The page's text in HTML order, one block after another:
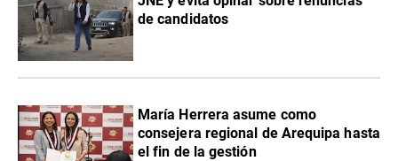
de candidatos
María Herrera asume como
consejera regional de Arequipa hasta
el fin de la gestión